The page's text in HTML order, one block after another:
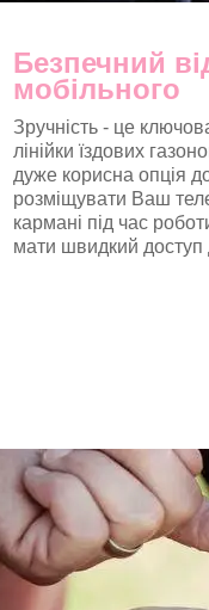
Безпечний
мобільного
Зручність - це
лінійки їздових
дуже корисна опція
розміщувати Ваш
кармані під час
мати швидкий доступ